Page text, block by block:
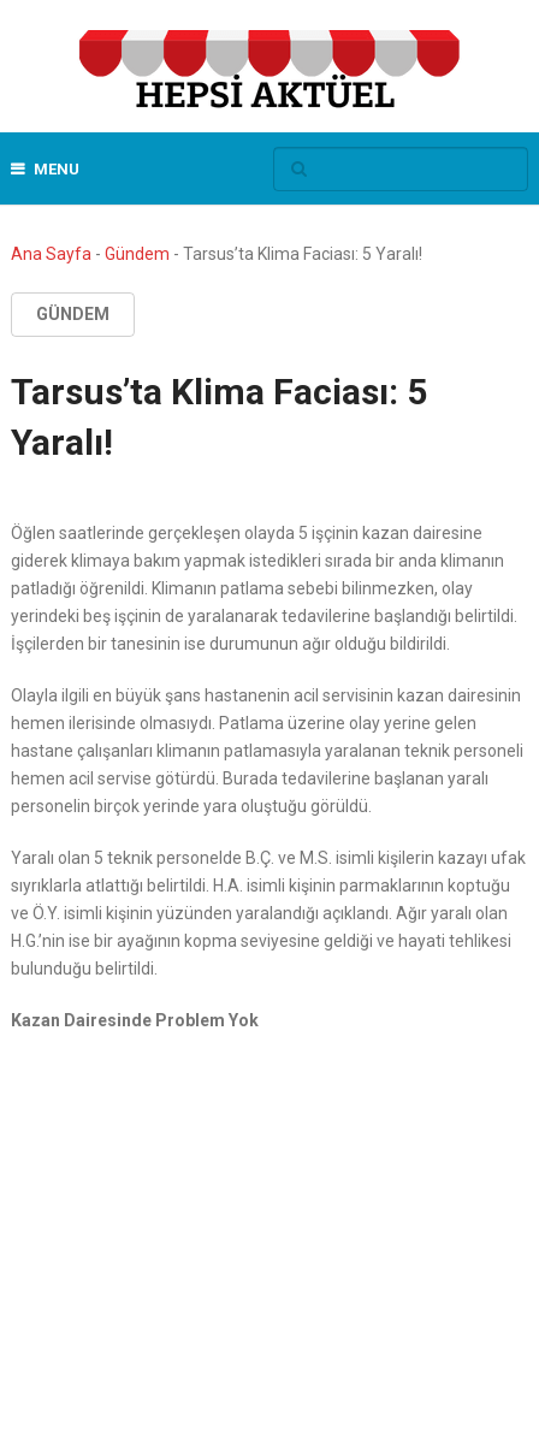
MENU
Ana Sayfa - Gündem - Tarsus’ta Klima Faciası: 5 Yaralı!
GÜNDEM
Tarsus’ta Klima Faciası: 5
Yaralı!
Öğlen saatlerinde gerçekleşen olayda 5 işçinin kazan dairesine
giderek klimaya bakım yapmak istedikleri sırada bir anda klimanın
patladığı öğrenildi. Klimanın patlama sebebi bilinmezken, olay
yerindeki beş işçinin de yaralanarak tedavilerine başlandığı belirtildi.
İşçilerden bir tanesinin ise durumunun ağır olduğu bildirildi.
Olayla ilgili en büyük şans hastanenin acil servisinin kazan dairesinin
hemen ilerisinde olmasıydı. Patlama üzerine olay yerine gelen
hastane çalışanları klimanın patlamasıyla yaralanan teknik personeli
hemen acil servise götürdü. Burada tedavilerine başlanan yaralı
personelin birçok yerinde yara oluştuğu görüldü.
Yaralı olan 5 teknik personelde B.Ç. ve M.S. isimli kişilerin kazayı ufak
sıyrıklarla atlattığı belirtildi. H.A. isimli kişinin parmaklarının koptuğu
ve Ö.Y. isimli kişinin yüzünden yaralandığı açıklandı. Ağır yaralı olan
H.G.’nin ise bir ayağının kopma seviyesine geldiği ve hayati tehlikesi
bulunduğu belirtildi.
Kazan Dairesinde Problem Yok